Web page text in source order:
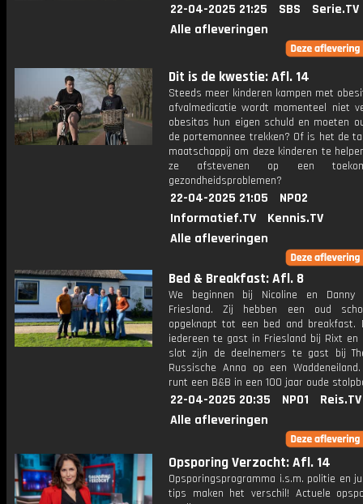
22-04-2025 21:25 SBS
Serie.TV
Alle afleveringen
Dit is de kwestie: Afl. 14
Steeds meer kinderen kampen met
afvalmedicatie wordt momenteel niet
obesitas hun eigen schuld en moeten
de portemonnee trekken? Of is het de
maatschappij om deze kinderen te
ze afstevenen op een
gezondheidsproblemen?
22-04-2025 21:05
NPO2
Informatief.TV
Kennis.TV
Alle afleveringen
Bed & Breakfast: Afl. 8
We beginnen bij Nicoline en Danny
Friesland. Zij hebben een oud
opgeknapt tot een bed and breakfast.
iedereen te gast in Friesland bij Rixt en
slot zijn de deelnemers te gast bij
Russische Anna op een
runt een B&B in een 100 jaar oude
22-04-2025 20:35 NPO1
Reis.TV
Alle afleveringen
Opsporing Verzocht: Afl. 14
Opsporingsprogramma i.s.m. politie en
tips maken het verschil! Actuele